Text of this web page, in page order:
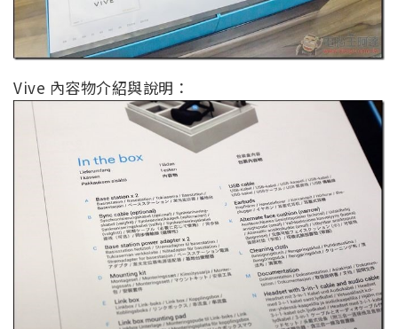
Vive 內容物介紹與說明：